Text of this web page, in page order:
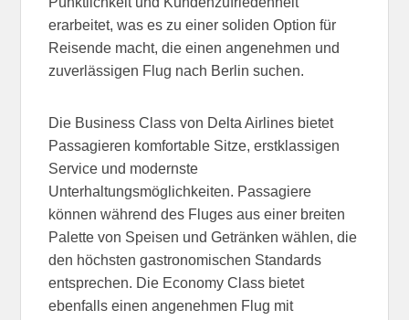
erarbeitet, was es zu einer soliden Option für
Reisende macht, die einen angenehmen und
zuverlässigen Flug nach Berlin suchen.
Die Business Class von Delta Airlines bietet
Passagieren komfortable Sitze, erstklassigen
Service und modernste
Unterhaltungsmöglichkeiten. Passagiere
können während des Fluges aus einer breiten
Palette von Speisen und Getränken wählen, die
den höchsten gastronomischen Standards
entsprechen. Die Economy Class bietet
ebenfalls einen angenehmen Flug mit